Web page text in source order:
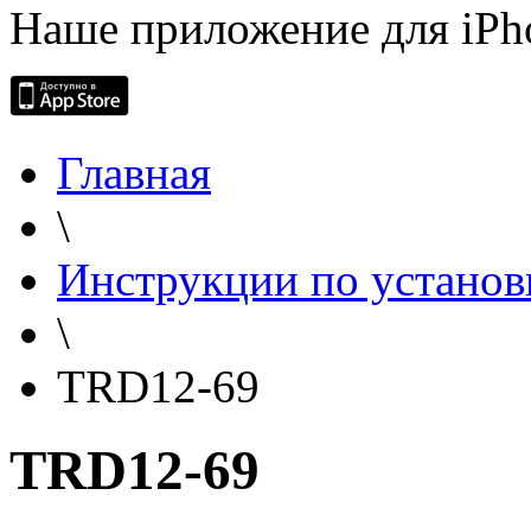
Наше приложение для
Главная
\
Инструкции по
\
TRD12-69
TRD12-69